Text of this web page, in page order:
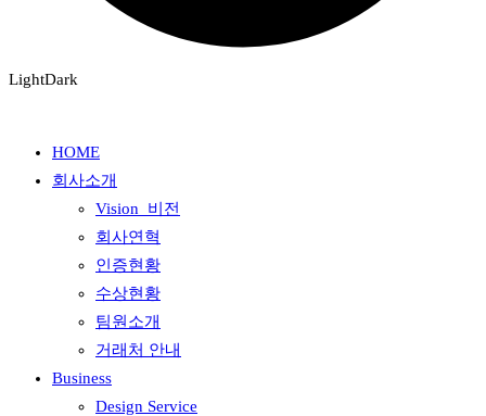
LightDark
HOME
회사소개
Vision_비전
회사연혁
인증현황
수상현황
팀원소개
거래처 안내
Business
Design Service